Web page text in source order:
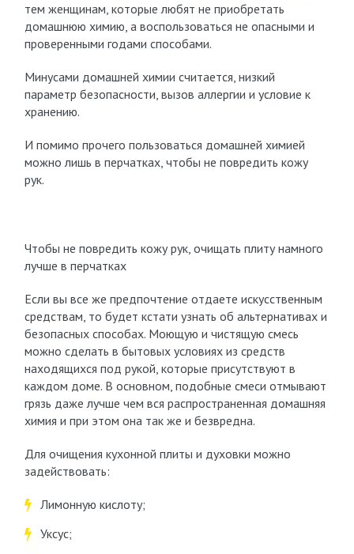
тем женщинам, которые любят не приобретать
домашнюю химию, а воспользоваться не опасными и
проверенными годами способами.
Минусами домашней химии считается, низкий
параметр безопасности, вызов аллергии и условие к
хранению.
И помимо прочего пользоваться домашней химией
можно лишь в перчатках, чтобы не повредить кожу
рук.
Чтобы не повредить кожу рук, очищать плиту намного
лучше в перчатках
Если вы все же предпочтение отдаете искусственным
средствам, то будет кстати узнать об альтернативах и
безопасных способах. Моющую и чистящую смесь
можно сделать в бытовых условиях из средств
находящихся под рукой, которые присутствуют в
каждом доме. В основном, подобные смеси отмывают
грязь даже лучше чем вся распространенная домашняя
химия и при этом она так же и безвредна.
Для очищения кухонной плиты и духовки можно
задействовать:
Лимонную кислоту;
Уксус;